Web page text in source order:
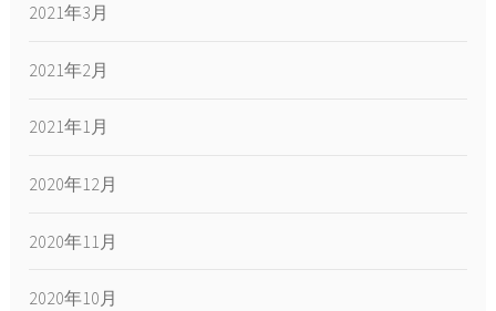
2021年3月
2021年2月
2021年1月
2020年12月
2020年11月
2020年10月